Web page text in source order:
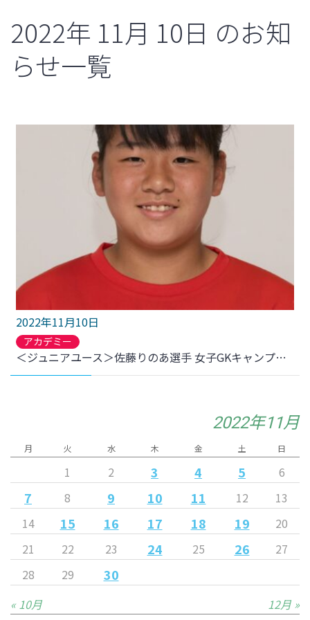
2022年 11月 10日 のお知
らせ一覧
2022年11月10日
アカデミー
＜ジュニアユース＞佐藤りのあ選手 女子GKキャンプメンバー選出のお知らせ
2022年11月
月 火 水 木 金 土 日
1 2 3 4 5 6
7 8 9 10 11 12
13
14
15 16 17 18 19
20
21
22 23 24 25 26
27
28
29 30
« 10月 12月 »